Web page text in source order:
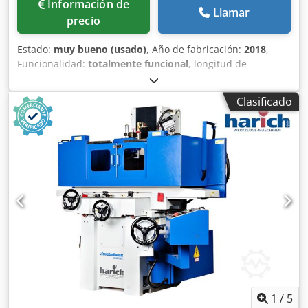
Información de
precio
Llamar
Estado: muy bueno (usado), Año de fabricación: 2018,
Funcionalidad: totalmente funcional, longitud de
, ancho de lijado:
1,800 mm, longitud total:2,250 mm, ancho total:1,400
mm, avance eje X: 25 m/min, diámetro de disco
rectificador:
, longitud de la mesa:500 mm, tipo
de corriente de entrada:trifásico, ancho de la mesa:
250
, ancho de disco rectificador:
, velocidad del
cabezal (máx.):
2,900 rpm , peso total: 1,350 kg
del motor del husillo de rectificado:
1,500 W
, velocidad de
giro (máx.):2,900 rpm, velocidad del husillo de rectificado:
2,900 rpm, potencia:1.5 kW (2.04 CV), velocidad de disco
2,900 rpm, tensión de entrada:
diámetro del disco:
205 mm, Metallkraft FSM 2550
Rectificadora de Superficies Tipo de máquina:
Rectificadora de superficies con avance vertical controlado
por NC Año: 2018 Control: NC Control Condición: Muy
buena Incluye - Avance vertical controlado por NC -
Clasificado
1 / 5